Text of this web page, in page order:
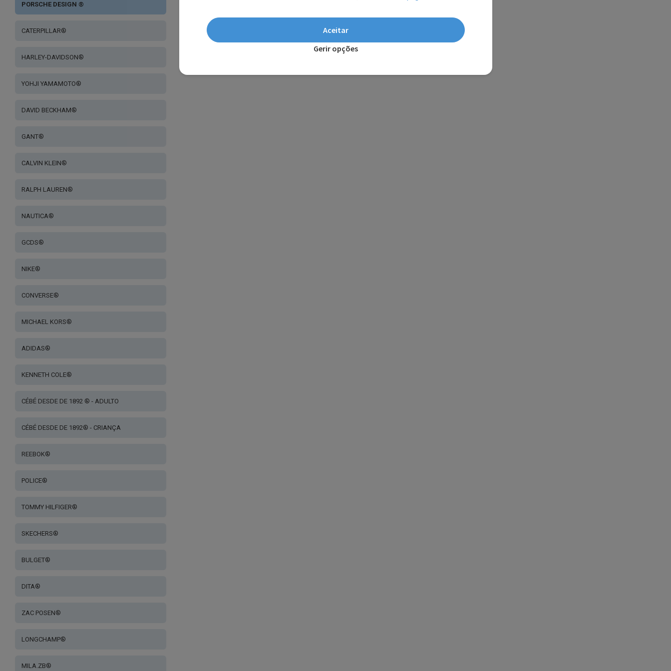
PORSCHE DESIGN ®
CATERPILLAR®
HARLEY-DAVIDSON®
YOHJI YAMAMOTO®
DAVID BECKHAM®
GANT®
CALVIN KLEIN®
RALPH LAUREN®
NAUTICA®
GCDS®
NIKE®
CONVERSE®
MICHAEL KORS®
ADIDAS®
KENNETH COLE®
CÉBÉ DESDE DE 1892 ® - ADULTO
CÉBÉ DESDE DE 1892® - CRIANÇA
REEBOK®
POLICE®
TOMMY HILFIGER®
SKECHERS®
BULGET®
DITA®
ZAC POSEN®
LONGCHAMP®
MILA.ZB®
Aceitar
Gerir opções